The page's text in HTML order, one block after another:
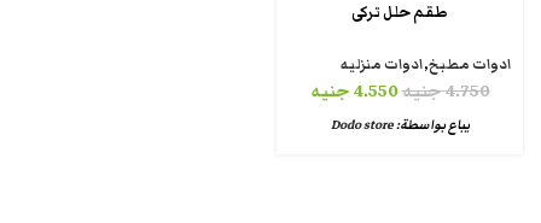
طقم حلل تركى
ادوات مطبخ,ادوات منزليه
4.750جنيه4.550جنيه
يباع بواسطة:Dodo store